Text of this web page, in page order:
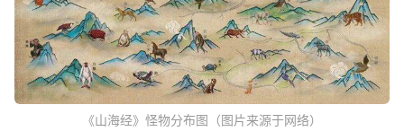
《山海经》怪物分布图（图片来源于网络）